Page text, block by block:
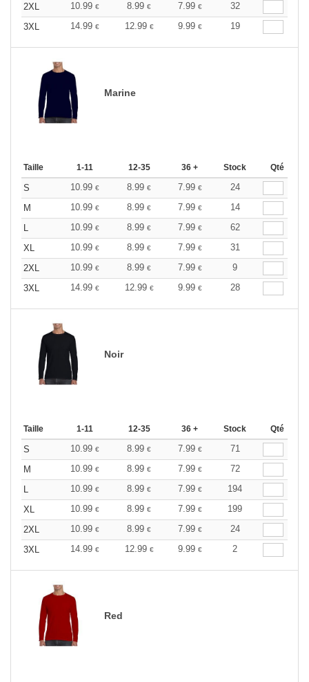
2XL
10.99 € 8.99 € 7.99 €
32
3XL
14.99 € 12.99 € 9.99 € 19
Marine
Taille 1-11 12-35 36 + Stock Qté
S 10.99 € 8.99 € 7.99 €
24
M
10.99 € 8.99 € 7.99 €
14
L
10.99 € 8.99 € 7.99 €
62
XL
10.99 € 8.99 € 7.99 €
31
2XL
10.99 € 8.99 € 7.99 €
9
3XL
14.99 € 12.99 € 9.99 € 28
Noir
Taille 1-11 12-35 36 + Stock Qté
S 10.99 € 8.99 € 7.99 €
71
M
10.99 € 8.99 € 7.99 €
72
L
10.99 € 8.99 € 7.99 €
194
XL
10.99 € 8.99 € 7.99 €
199
2XL
10.99 € 8.99 € 7.99 €
24
3XL
14.99 € 12.99 € 9.99 € 2
Red